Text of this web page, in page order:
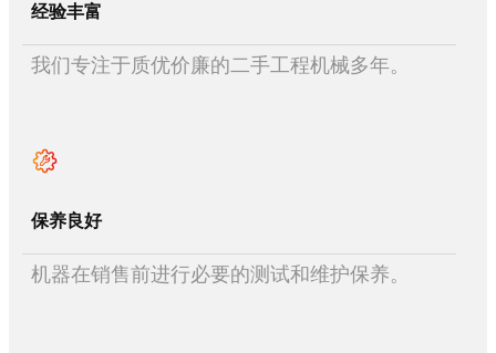
经验丰富
我们专注于质优价廉的二手工程机械多年。
保养良好
机器在销售前进行必要的测试和维护保养。